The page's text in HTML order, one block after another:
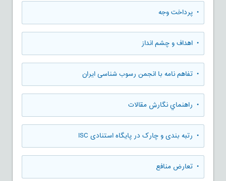
• پرداخت وجه
• اهداف و چشم انداز
• تفاهم نامه با انجمن رسوب شناسی ایران
• راهنماي نگارش مقالات
• رتبه بندی و چارک در پایگاه استنادی ISC
• تعارض منافع